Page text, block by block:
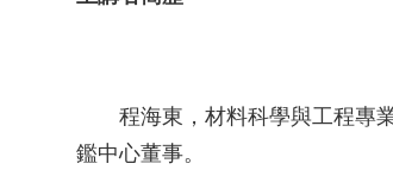
程海東，材料科學與工程專業
鑑中心董事。